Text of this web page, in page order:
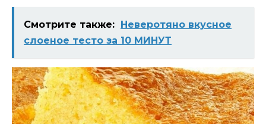
Смотрите также: Неверотяно вкусное
слоеное тесто за 10 МИНУТ